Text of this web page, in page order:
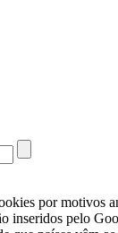
por motivos
inseridos pelo